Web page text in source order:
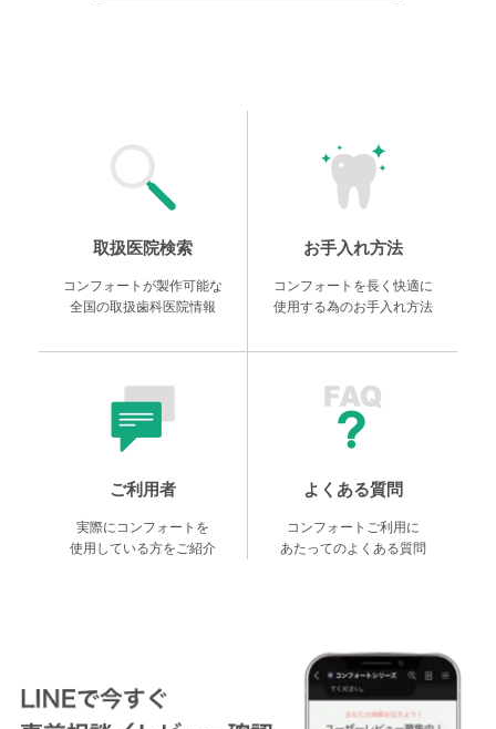
取扱医院検索
コンフォートが製作可能な
全国の取扱歯科医院情報
お手入れ方法
コンフォートを長く快適に
使用する為のお手入れ方法
ご利用者
実際にコンフォートを
使用している方をご紹介
よくある質問
コンフォートご利用に
あたってのよくある質問